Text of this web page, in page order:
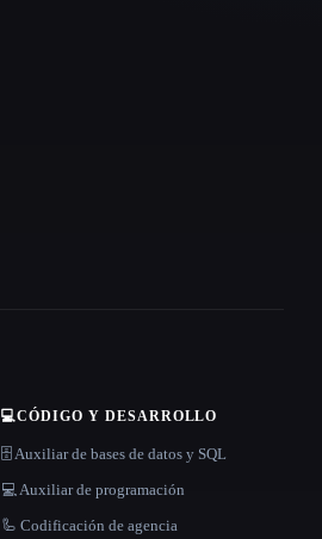
💻CÓDIGO Y DESARROLLO
🗄️ Auxiliar de bases de datos y SQL
💻 Auxiliar de programación
🦾 Codificación de agencia